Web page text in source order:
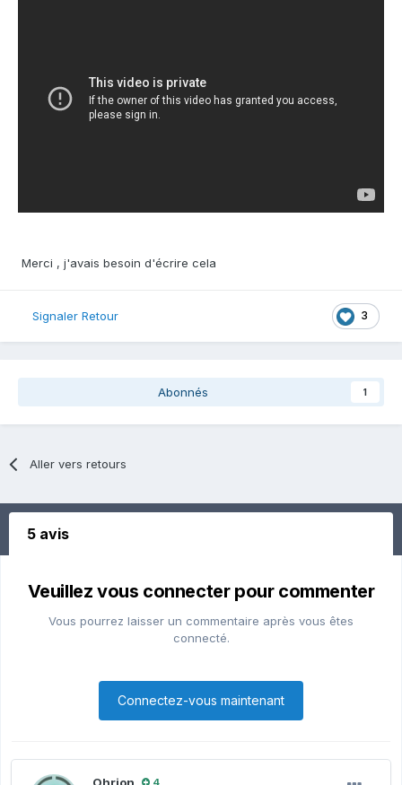
Merci , j'avais besoin d'écrire cela
3
Signaler Retour
Abonnés 1
Aller vers retours
5 avis
Veuillez vous connecter pour commenter
Vous pourrez laisser un commentaire après vous êtes
connecté.
Connectez-vous maintenant